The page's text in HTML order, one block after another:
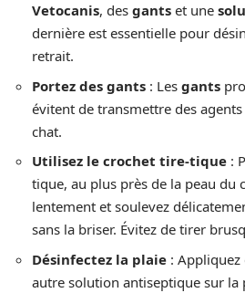
Vetocanis, des gants et une
dernière est essentielle pour
retrait.
Portez des gants : Les gants
évitent de transmettre des
chat.
Utilisez le crochet tire-tique :
tique, au plus près de la peau du
lentement et soulevez
sans la briser. Évitez de tirer
Désinfectez la plaie : Appliquez
autre solution antiseptique sur la